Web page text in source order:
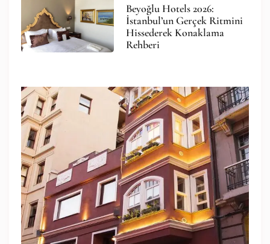
Beyoğlu Hotels 2026:
İstanbul’un Gerçek Ritmini
Hissederek Konaklama
Rehberi